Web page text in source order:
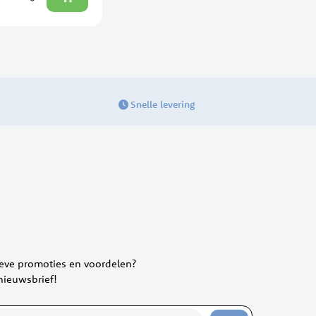
Snelle levering
promoties en voordelen?